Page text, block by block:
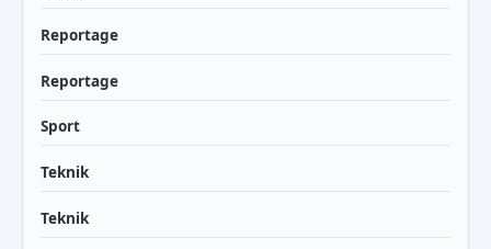
Reportage
Reportage
Sport
Teknik
Teknik